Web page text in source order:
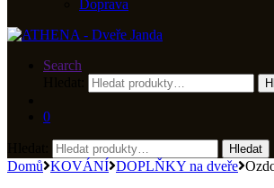
Doprava
Search
0
Hledat
Domů KOVÁNÍ DOPLŇKY na dveře